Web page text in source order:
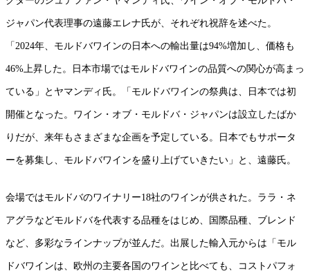
ジャパン代表理事の遠藤エレナ氏が、それぞれ祝辞を述べた。
「2024年、モルドバワインの日本への輸出量は94%増加し、価格も
46%上昇した。日本市場ではモルドバワインの品質への関心が高まっ
ている」とヤマンディ氏。「モルドバワインの祭典は、日本では初
開催となった。ワイン・オブ・モルドバ・ジャパンは設立したばか
りだが、来年もさまざまな企画を予定している。日本でもサポータ
ーを募集し、モルドバワインを盛り上げていきたい」と、遠藤氏。
会場ではモルドバのワイナリー18社のワインが供された。ララ・ネ
アグラなどモルドバを代表する品種をはじめ、国際品種、ブレンド
など、多彩なラインナップが並んだ。出展した輸入元からは「モル
ドバワインは、欧州の主要各国のワインと比べても、コストパフォ